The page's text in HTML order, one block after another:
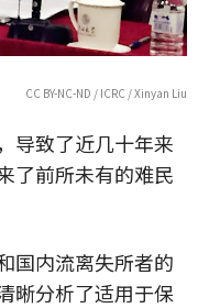
CC BY-NC-ND / ICRC / Xinyan Liu
导致了近几十年来
了前所未有的难民
国内流离失所者的
晰分析了适用于保